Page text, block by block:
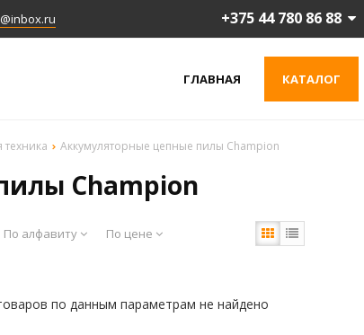
+375 44 780 86 88
ГЛАВНАЯ КАТАЛОГ
техника Аккумуляторные цепные пилы Champion
Champion
По алфавиту По цене
по данным параметрам не найдено